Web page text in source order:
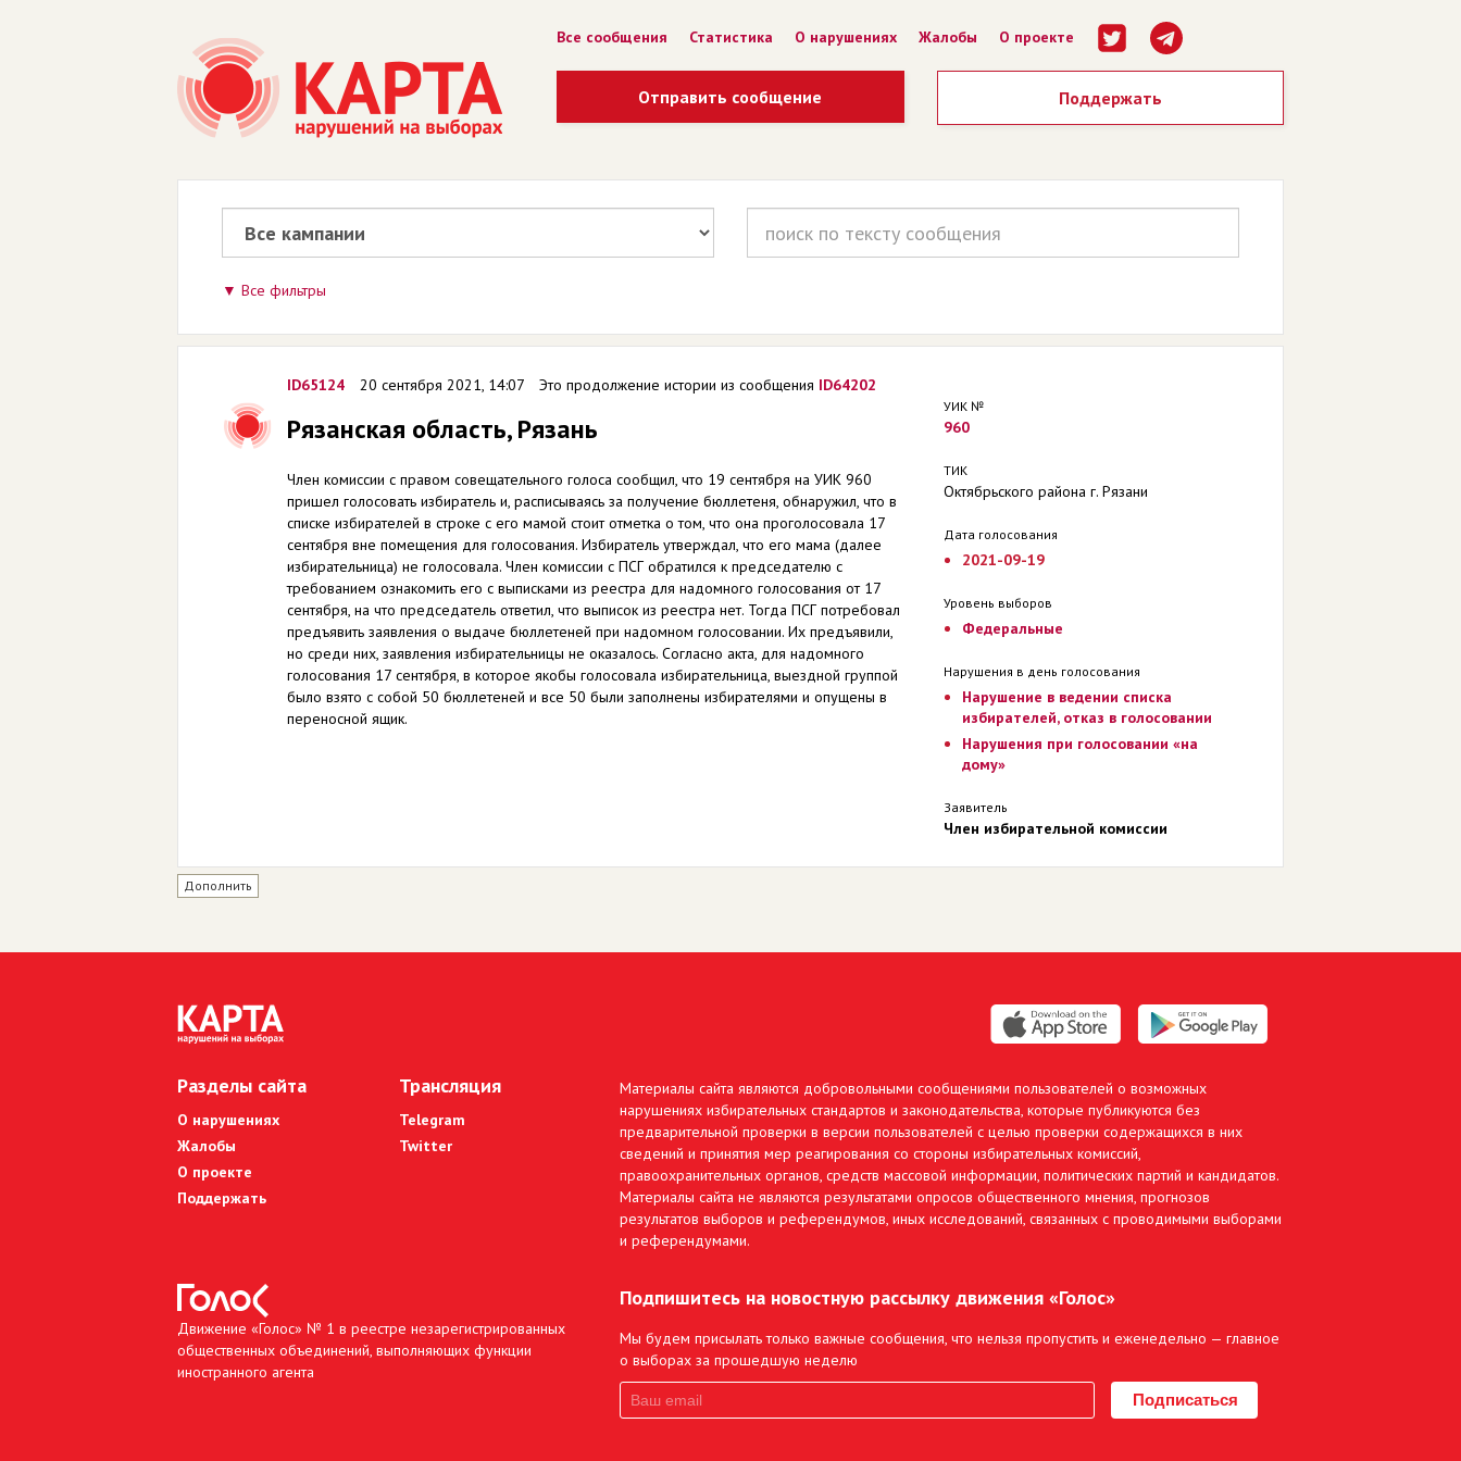
Все сообщения Статистика О нарушениях Жалобы О проекте
Отправить сообщение Поддержать
Все фильтры
ID65124 20 сентября 2021, 14:07 Это продолжение истории из сообщения ID64202
Рязанская область, Рязань
Член комиссии с правом совещательного голоса сообщил, что 19 сентября на УИК 960
пришел голосовать избиратель и, расписываясь за получение бюллетеня, обнаружил, что в
списке избирателей в строке с его мамой стоит отметка о том, что она проголосовала 17
сентября вне помещения для голосования. Избиратель утверждал, что его мама (далее
избирательница) не голосовала. Член комиссии с ПСГ обратился к председателю с
требованием ознакомить его с выписками из реестра для надомного голосования от 17
сентября, на что председатель ответил, что выписок из реестра нет. Тогда ПСГ потребовал
предъявить заявления о выдаче бюллетеней при надомном голосовании. Их предъявили,
но среди них, заявления избирательницы не оказалось. Согласно акта, для надомного
голосования 17 сентября, в которое якобы голосовала избирательница, выездной группой
было взято с собой 50 бюллетеней и все 50 были заполнены избирателями и опущены в
переносной ящик.
УИК №
960
ТИК
Октябрьского района г. Рязани
Дата голосования
2021-09-19
Уровень выборов
Федеральные
Нарушения в день голосования
Нарушение в ведении списка
избирателей, отказ в голосовании
Нарушения при голосовании «на
дому»
Заявитель
Член избирательной комиссии
Дополнить
Разделы сайта
О нарушениях
Жалобы
О проекте
Поддержать
Трансляция
Telegram
Twitter
Материалы сайта являются добровольными сообщениями пользователей о возможных
нарушениях избирательных стандартов и законодательства, которые публикуются без
предварительной проверки в версии пользователей с целью проверки содержащихся в них
сведений и принятия мер реагирования со стороны избирательных комиссий,
правоохранительных органов, средств массовой информации, политических партий и кандидатов.
Материалы сайта не являются результатами опросов общественного мнения, прогнозов
результатов выборов и референдумов, иных исследований, связанных с проводимыми выборами
и референдумами.
Движение «Голос» № 1 в реестре незарегистрированных
общественных объединений, выполняющих функции
иностранного агента
Подпишитесь на новостную рассылку движения «Голос»
Мы будем присылать только важные сообщения, что нельзя пропустить и еженедельно — главное
о выборах за прошедшую неделю